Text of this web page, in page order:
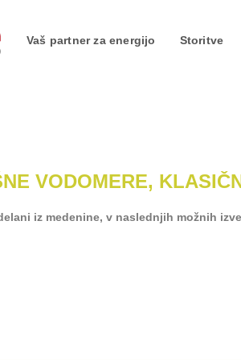
Vaš partner za energijo Storitve
VODOMERE,
iz medenine, v naslednjih možnih